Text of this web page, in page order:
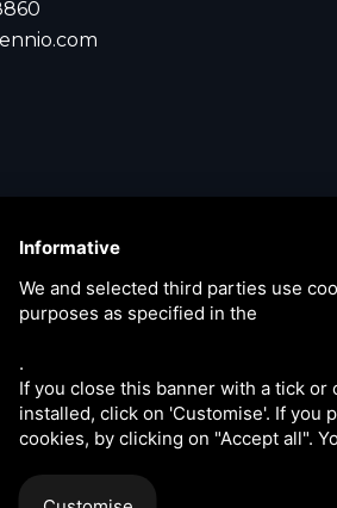
Privacy|SitemapCe
Informative
We and selected third parties use
purposes as specified in the
.
If you close this banner with a tick
installed, click on 'Customise'. If you
cookies, by clicking on "Accept all".